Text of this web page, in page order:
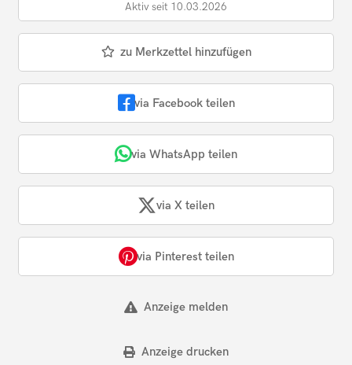
Aktiv seit 10.03.2026
zu Merkzettel hinzufügen
via Facebook teilen
via WhatsApp teilen
via X teilen
via Pinterest teilen
Anzeige melden
Anzeige drucken